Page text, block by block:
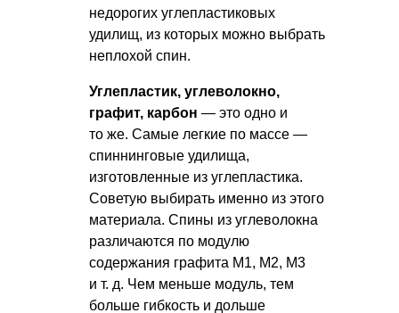
недорогих углепластиковых
удилищ, из которых можно выбрать
неплохой спин.
Углепластик, углеволокно,
графит, карбон — это одно и
то же. Самые легкие по массе —
спиннинговые удилища,
изготовленные из углепластика.
Советую выбирать именно из этого
материала. Спины из углеволокна
различаются по модулю
содержания графита М1, М2, М3
и т. д. Чем меньше модуль, тем
больше гибкость и дольше